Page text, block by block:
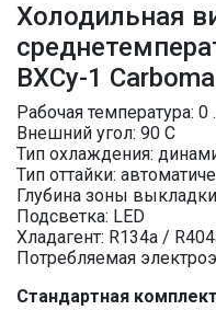
Холодильная
ВХСу-1 Carboma
Рабочая температура: 0
Внешний угол: 90 С
Тип охлаждения:
Тип оттайки:
Глубина зоны
Подсветка: LED
Хладагент: R134a /
Потребляемая
Стандартная